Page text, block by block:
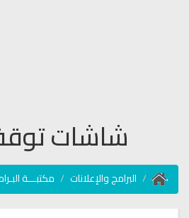
شاشات
البرامج والإعلانات مكتبـــة